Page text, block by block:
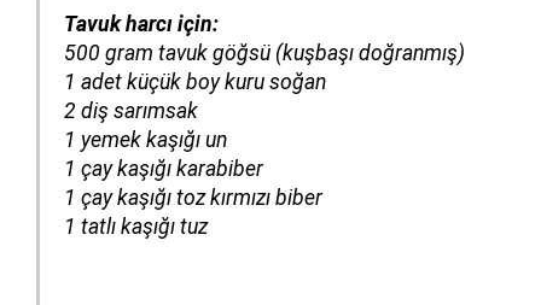
Tavuk harcı için:
500 gram tavuk göğsü (kuşbaşı doğranmış)
1 adet küçük boy kuru soğan
2 diş sarımsak
1 yemek kaşığı un
1 çay kaşığı karabiber
1 çay kaşığı toz kırmızı biber
1 tatlı kaşığı tuz